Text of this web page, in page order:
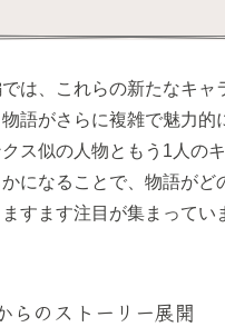
は、これらの新たなキャ
語がさらに複雑で魅力的
ス似の人物ともう1人の
になることで、物語がど
すます注目が集まってい
らのストーリー展開